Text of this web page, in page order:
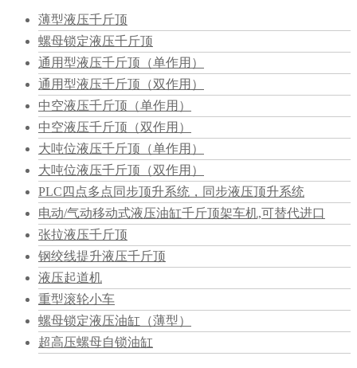
薄型液压千斤顶
螺母锁定液压千斤顶
通用型液压千斤顶（单作用）
通用型液压千斤顶（双作用）
中空液压千斤顶（单作用）
中空液压千斤顶（双作用）
大吨位液压千斤顶（单作用）
大吨位液压千斤顶（双作用）
PLC四点多点同步顶升系统，同步液压顶升系统
电动/气动移动式液压油缸千斤顶架车机,可替代进口
张拉液压千斤顶
钢绞线提升液压千斤顶
液压起道机
重型滚轮小车
螺母锁定液压油缸（薄型）
超高压螺母自锁油缸